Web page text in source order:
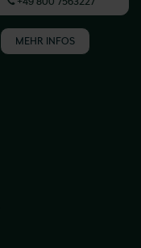
MEHR INFOS